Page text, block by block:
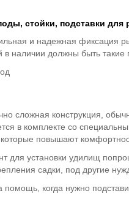
стойки, подставки для
и надежная фиксация
в наличии должны быть такие
сложная конструкция,
в комплекте со
повышают
для установки удилищ
садки, под другие
помощь, когда нужно